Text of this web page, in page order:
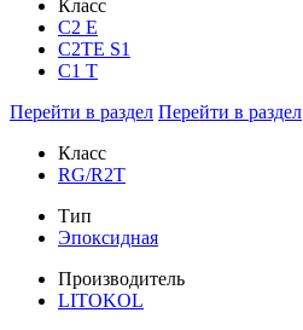
Класс
С2 Е
C2TE S1
C1 T
Перейти в раздел Перейти в раздел
Класс
RG/R2T
Тип
Эпоксидная
Производитель
LITOKOL